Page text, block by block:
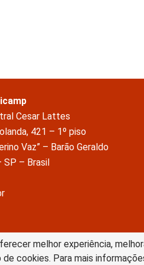
melhor experiência,
cookies. Para mais
Cesar Lattes
421 – 1º piso
Vaz” – Barão Geraldo
– Brasil
está licenciado com uma Licença